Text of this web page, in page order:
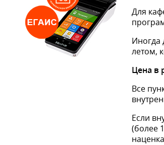
Для
Иногда
летом,
Цена в
Все
Если
(более
наценка